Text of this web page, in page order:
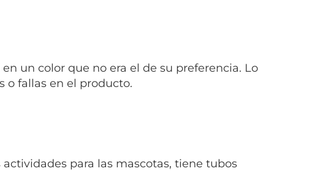
un color que no era el de su preferencia. Lo
o fallas en el producto.
para las mascotas, tiene tubos